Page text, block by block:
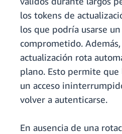
los tokens de
los que podría usarse
comprometido.
actualización rota
plano. Esto permite
un acceso
volver a autenticarse.
En ausencia de una